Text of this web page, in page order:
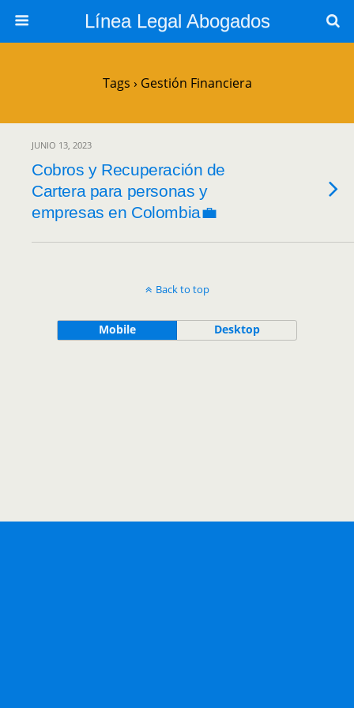
Línea Legal Abogados
Tags › Gestión Financiera
JUNIO 13, 2023
Cobros y Recuperación de
Cartera para personas y
empresas en Colombia💼
Back to top
Mobile Desktop